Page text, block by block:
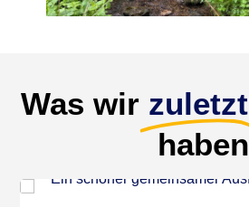
Was wir zuletzt
haben